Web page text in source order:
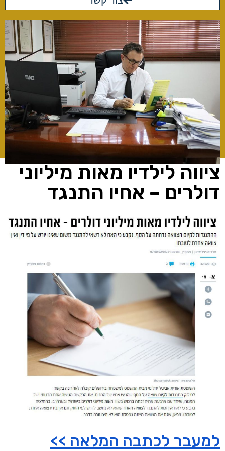
ציווה לילדיו מאות מיליוני
דולרים – אחיו התנגד
למעבר לכתבה המלאה >>